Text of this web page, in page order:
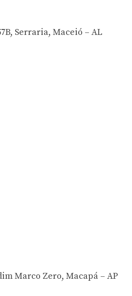
Serraria, Maceió – AL
Marco Zero, Macapá – AP